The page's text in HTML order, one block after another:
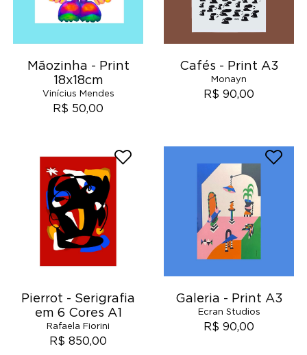
Mãozinha - Print
18x18cm
Vinícius Mendes
R$ 50,00
Cafés - Print A3
Monayn
R$ 90,00
Pierrot - Serigrafia
em 6 Cores A1
Rafaela Fiorini
R$ 850,00
Galeria - Print A3
Ecran Studios
R$ 90,00